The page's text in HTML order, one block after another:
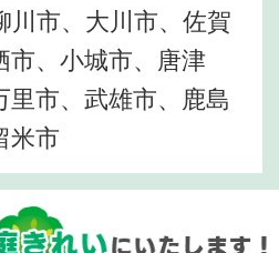
川市、大川市、佐賀
市、小城市、唐津
市、武雄市、鹿島
米市